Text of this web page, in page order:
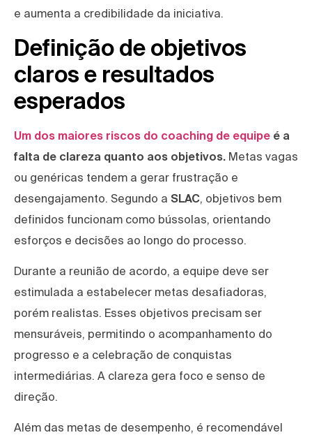
e aumenta a credibilidade da iniciativa.
Definição de objetivos
claros e resultados
esperados
Um dos maiores riscos do coaching de equipe é a
falta de clareza quanto aos objetivos. Metas vagas
ou genéricas tendem a gerar frustração e
desengajamento. Segundo a SLAC , objetivos bem
definidos funcionam como bússolas, orientando
esforços e decisões ao longo do processo.
Durante a reunião de acordo, a equipe deve ser
estimulada a estabelecer metas desafiadoras,
porém realistas. Esses objetivos precisam ser
mensuráveis, permitindo o acompanhamento do
progresso e a celebração de conquistas
intermediárias. A clareza gera foco e senso de
direção.
Além das metas de desempenho, é recomendável